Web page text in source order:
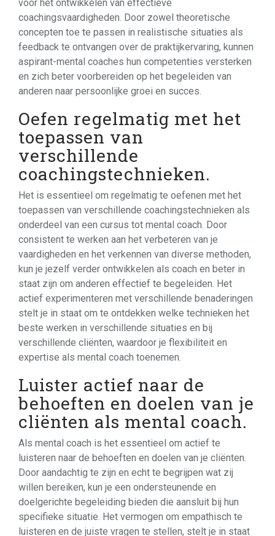
voor het ontwikkelen van effectieve
coachingsvaardigheden. Door zowel theoretische
concepten toe te passen in realistische situaties als
feedback te ontvangen over de praktijkervaring, kunnen
aspirant-mental coaches hun competenties versterken
en zich beter voorbereiden op het begeleiden van
anderen naar persoonlijke groei en succes.
Oefen regelmatig met het
toepassen van
verschillende
coachingstechnieken.
Het is essentieel om regelmatig te oefenen met het
toepassen van verschillende coachingstechnieken als
onderdeel van een cursus tot mental coach. Door
consistent te werken aan het verbeteren van je
vaardigheden en het verkennen van diverse methoden,
kun je jezelf verder ontwikkelen als coach en beter in
staat zijn om anderen effectief te begeleiden. Het
actief experimenteren met verschillende benaderingen
stelt je in staat om te ontdekken welke technieken het
beste werken in verschillende situaties en bij
verschillende cliënten, waardoor je flexibiliteit en
expertise als mental coach toenemen.
Luister actief naar de
behoeften en doelen van je
cliënten als mental coach.
Als mental coach is het essentieel om actief te
luisteren naar de behoeften en doelen van je cliënten.
Door aandachtig te zijn en echt te begrijpen wat zij
willen bereiken, kun je een ondersteunende en
doelgerichte begeleiding bieden die aansluit bij hun
specifieke situatie. Het vermogen om empathisch te
luisteren en de juiste vragen te stellen, stelt je in staat